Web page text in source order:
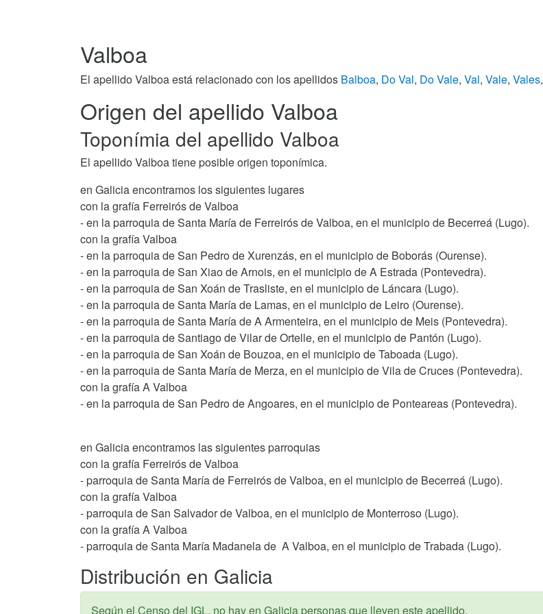
Valboa
El apellido Valboa está relacionado con los apellidos Balboa, Do Val, Do Vale, Val, Vale, Vales,
Origen del apellido Valboa
Toponímia del apellido Valboa
El apellido Valboa tiene posible origen toponímica.
en Galicia encontramos los siguientes lugares
con la grafía Ferreirós de Valboa
- en la parroquia de Santa María de Ferreirós de Valboa, en el municipio de Becerreá (Lugo).
con la grafía Valboa
- en la parroquia de San Pedro de Xurenzás, en el municipio de Boborás (Ourense).
- en la parroquia de San Xiao de Arnois, en el municipio de A Estrada (Pontevedra).
- en la parroquia de San Xoán de Trasliste, en el municipio de Láncara (Lugo).
- en la parroquia de Santa María de Lamas, en el municipio de Leiro (Ourense).
- en la parroquia de Santa María de A Armenteira, en el municipio de Meis (Pontevedra).
- en la parroquia de Santiago de Vilar de Ortelle, en el municipio de Pantón (Lugo).
- en la parroquia de San Xoán de Bouzoa, en el municipio de Taboada (Lugo).
- en la parroquia de Santa María de Merza, en el municipio de Vila de Cruces (Pontevedra).
con la grafía A Valboa
- en la parroquia de San Pedro de Angoares, en el municipio de Ponteareas (Pontevedra).
en Galicia encontramos las siguientes parroquias
con la grafía Ferreirós de Valboa
- parroquia de Santa María de Ferreirós de Valboa, en el municipio de Becerreá (Lugo).
con la grafía Valboa
- parroquia de San Salvador de Valboa, en el municipio de Monterroso (Lugo).
con la grafía A Valboa
- parroquia de Santa María Madanela de A Valboa, en el municipio de Trabada (Lugo).
Distribución en Galicia
Según el Censo del IGL, no hay en Galicia personas que lleven este apellido.